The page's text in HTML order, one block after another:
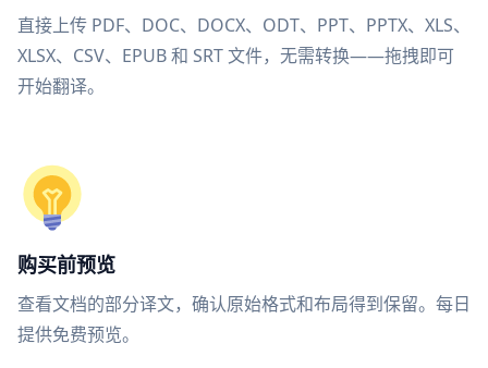
直接上传 PDF、DOC、DOCX、ODT、PPT、PPTX、XLS、
XLSX、CSV、EPUB 和 SRT 文件，无需转换——拖拽即可
开始翻译。
购买前预览
查看文档的部分译文，确认原始格式和布局得到保留。每日
提供免费预览。